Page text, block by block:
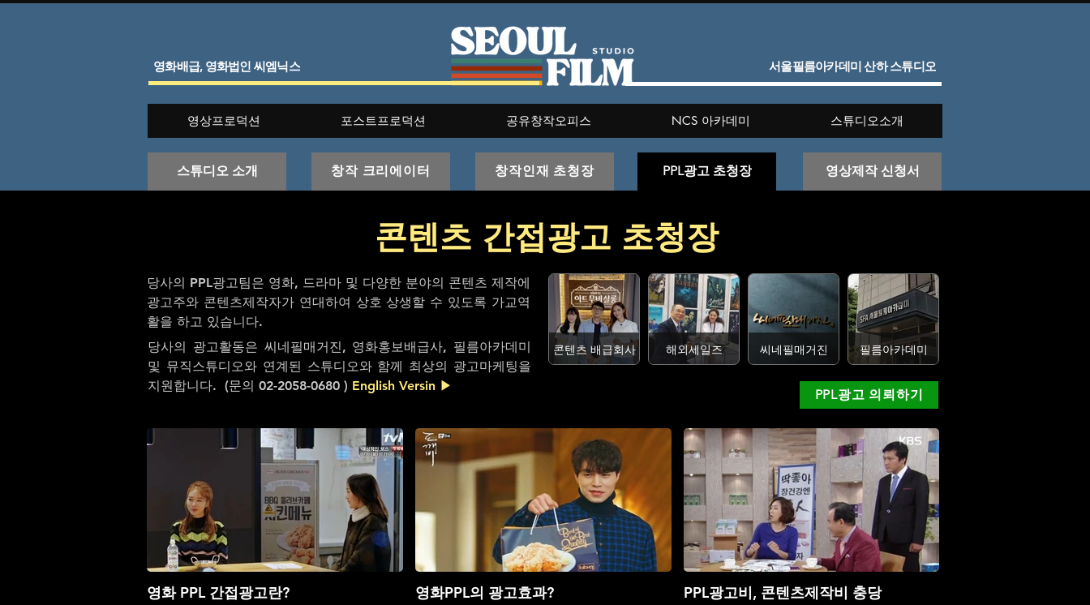
서울필름아카데미 산하 스튜디오
영화배급, 영화법인 씨엠닉스
영상프로덕션 포스트프로덕션 공유창작오피스 NCS 아카데미 스튜디오소개
스튜디오 소개 창작 크리에이터 창작인재 초청장 PPL광고 초청장 영상제작 신청서
콘텐츠 간접광고 초청장
당사의 PPL광고팀은 영화, 드라마 및 다양한 분야의 콘텐츠 제작에
광고주와 콘텐츠제작자가 연대하여 상호 상생할 수 있도록 가교역
활을 하고 있습니다.
당사의 광고활동은 씨네필매거진, 영화홍보배급사, 필름아카데미
및 뮤직스튜디오와 연계된 스튜디오와 함께 최상의 광고마케팅을
지원합니다. (문의 02-2058-0680 ) English Versin ▶
콘텐츠 배급회사 해외세일즈 씨네필매거진 필름아카데미
PPL광고 의뢰하기
영화 PPL 간접광고란? 영화PPL의 광고효과? PPL광고비, 콘텐츠제작비 충당